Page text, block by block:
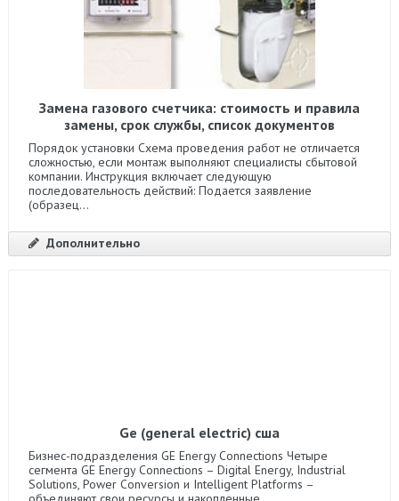
Замена газового счетчика: стоимость и правила
замены, срок службы, список документов
Порядок установки Схема проведения работ не отличается
сложностью, если монтаж выполняют специалисты сбытовой
компании. Инструкция включает следующую
последовательность действий: Подается заявление
(образец...
Дополнительно
Ge (general electric) сша
Бизнес-подразделения GE Energy Connections Четыре
сегмента GE Energy Connections – Digital Energy, Industrial
Solutions, Power Conversion и Intelligent Platforms –